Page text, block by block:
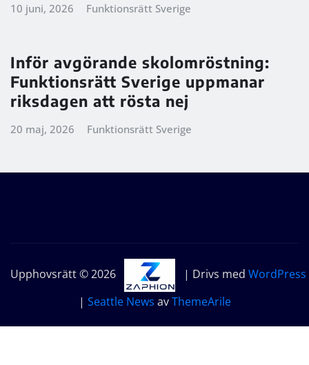
10 juni, 2026 Funktionsrätt Sverige
Inför avgörande skolomröstning:
Funktionsrätt Sverige uppmanar
riksdagen att rösta nej
20 maj, 2026 Funktionsrätt Sverige
Upphovsrätt © 2026 | Drivs med WordPress
| Seattle News avThemeArile